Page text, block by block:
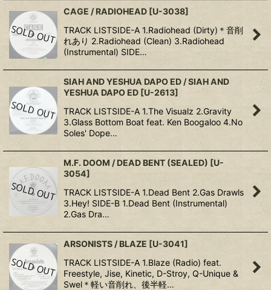
CAGE / RADIOHEAD [U-3038]
TRACK LISTSIDE-A 1.Radiohead (Dirty)＊音削
れあり 2.Radiohead (Clean) 3.Radiohead
(Instrumental) SIDE…
SIAH AND YESHUA DAPO ED / SIAH AND
YESHUA DAPO ED [U-2613]
TRACK LISTSIDE-A 1.The Visualz 2.Gravity
3.Glass Bottom Boat feat. Ken Boogaloo 4.No
Soles' Dope…
M.F. DOOM / DEAD BENT (SEALED) [U-
3054]
TRACK LISTSIDE-A 1.Dead Bent 2.Gas Drawls
3.Hey! SIDE-B 1.Dead Bent (Instrumental)
2.Gas Dra…
ARSONISTS / BLAZE [U-3041]
TRACK LISTSIDE-A 1.Blaze (Radio) feat.
Freestyle, Jise, Kinetic, D-Stroy, Q-Unique &
Swel＊軽い音削れ、後半軽…